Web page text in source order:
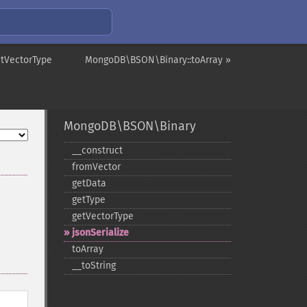
MongoDB\BSON\Binary::toArray »
MongoDB\BSON\Binary
_​_​construct
fromVector
getData
getType
getVectorType
jsonSerialize
toArray
_​_​toString